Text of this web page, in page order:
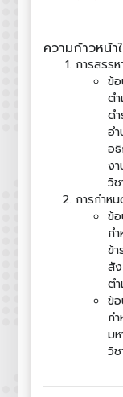
ความก้าวหน้า
การสรร
ข้
ต
ด
อ
อ
ง
วิ
การกำห
ข้
ก
ข้
สั
ต
ข้
ก
ม
วิ